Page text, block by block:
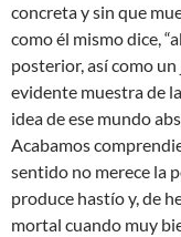
concreta y sin que
como él mismo dice,
posterior, así como
evidente muestra de
idea de ese mundo
Acabamos
sentido no merece la
produce hastío y, de
mortal cuando muy